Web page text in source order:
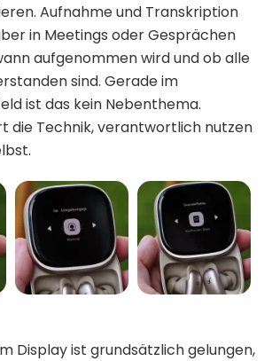
Aufnahme und Transkription
in Meetings oder Gesprächen
aufgenommen wird und ob alle
sind. Gerade im
ist das kein Nebenthema.
die Technik, verantwortlich nutzen
Display ist grundsätzlich gelungen,